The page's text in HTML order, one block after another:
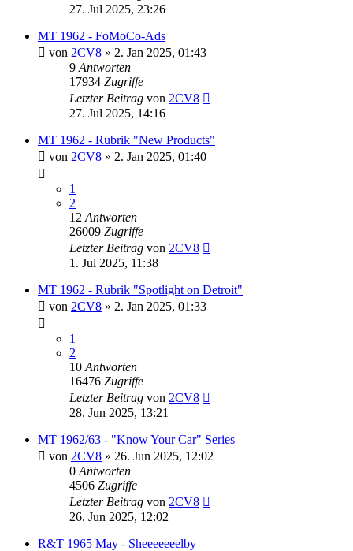
27. Jul 2025, 23:26
MT 1962 - FoMoCo-Ads
von 2CV8 » 2. Jan 2025, 01:43
9 Antworten
17934 Zugriffe
Letzter Beitrag von 2CV8
27. Jul 2025, 14:16
MT 1962 - Rubrik "New Products"
von 2CV8 » 2. Jan 2025, 01:40
1
2
12 Antworten
26009 Zugriffe
Letzter Beitrag von 2CV8
1. Jul 2025, 11:38
MT 1962 - Rubrik "Spotlight on Detroit"
von 2CV8 » 2. Jan 2025, 01:33
1
2
10 Antworten
16476 Zugriffe
Letzter Beitrag von 2CV8
28. Jun 2025, 13:21
MT 1962/63 - "Know Your Car" Series
von 2CV8 » 26. Jun 2025, 12:02
0 Antworten
4506 Zugriffe
Letzter Beitrag von 2CV8
26. Jun 2025, 12:02
R&T 1965 May - Sheeeeeeelby